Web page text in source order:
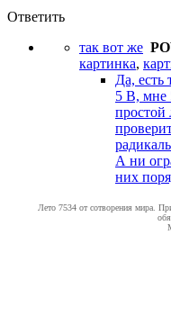
Ответить
так вот же
картинка,
Да, есть
5 В, мне
простой
А ни
них
Лето 7534 от сотворения мира.